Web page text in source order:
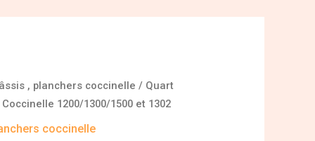
, planchers coccinelle / Quart
1200/1300/1500 et 1302
coccinelle